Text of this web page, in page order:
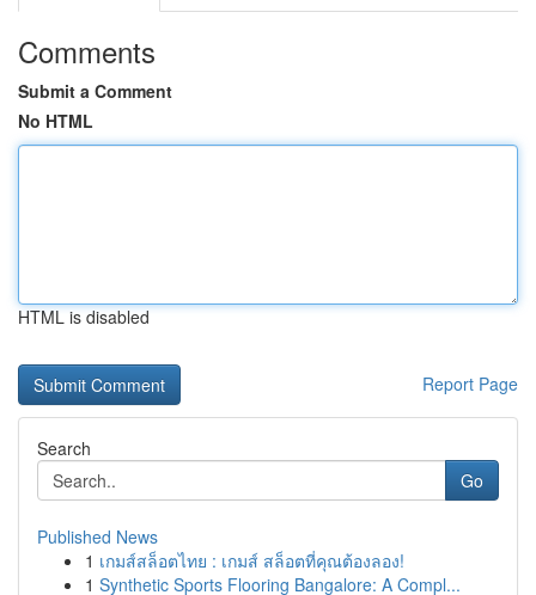
Comments
Submit a Comment
No HTML
HTML is disabled
Report Page
Search
Go
Published News
1 เกมส์สล็อตไทย : เกมส์ สล็อตที่คุณต้องลอง!
1 Synthetic Sports Flooring Bangalore: A Compl...